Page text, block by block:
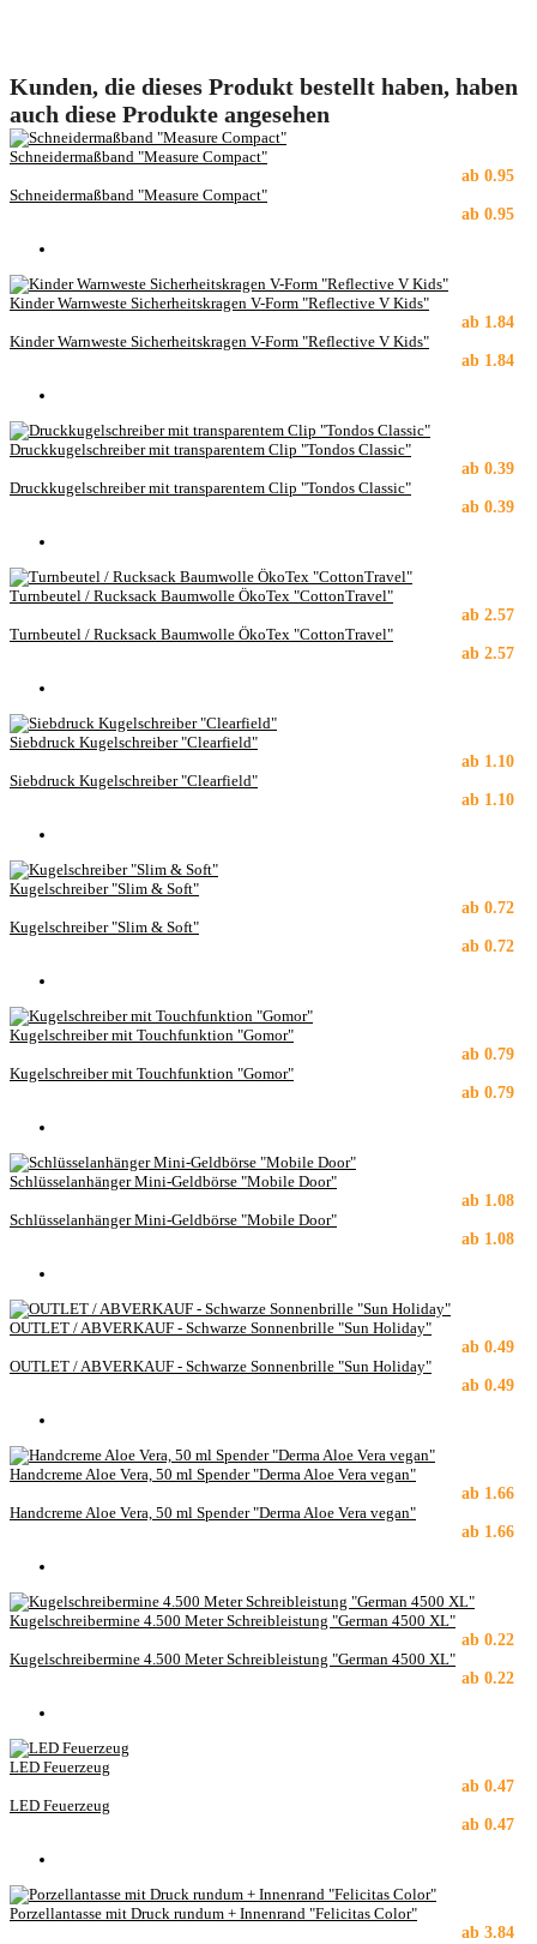
Kunden, die dieses Produkt bestellt haben, haben
auch diese Produkte angesehen
Schneidermaßband "Measure Compact"
ab 0.95
Schneidermaßband "Measure Compact"
ab 0.95
Kinder Warnweste Sicherheitskragen V-Form "Reflective V Kids"
ab 1.84
Kinder Warnweste Sicherheitskragen V-Form "Reflective V Kids"
ab 1.84
Druckkugelschreiber mit transparentem Clip "Tondos Classic"
ab 0.39
Druckkugelschreiber mit transparentem Clip "Tondos Classic"
ab 0.39
Turnbeutel / Rucksack Baumwolle ÖkoTex "CottonTravel"
ab 2.57
Turnbeutel / Rucksack Baumwolle ÖkoTex "CottonTravel"
ab 2.57
Siebdruck Kugelschreiber "Clearfield"
ab 1.10
Siebdruck Kugelschreiber "Clearfield"
ab 1.10
Kugelschreiber "Slim & Soft"
ab 0.72
Kugelschreiber "Slim & Soft"
ab 0.72
Kugelschreiber mit Touchfunktion "Gomor"
ab 0.79
Kugelschreiber mit Touchfunktion "Gomor"
ab 0.79
Schlüsselanhänger Mini-Geldbörse "Mobile Door"
ab 1.08
Schlüsselanhänger Mini-Geldbörse "Mobile Door"
ab 1.08
OUTLET / ABVERKAUF - Schwarze Sonnenbrille "Sun Holiday"
ab 0.49
OUTLET / ABVERKAUF - Schwarze Sonnenbrille "Sun Holiday"
ab 0.49
Handcreme Aloe Vera, 50 ml Spender "Derma Aloe Vera vegan"
ab 1.66
Handcreme Aloe Vera, 50 ml Spender "Derma Aloe Vera vegan"
ab 1.66
Kugelschreibermine 4.500 Meter Schreibleistung "German 4500 XL"
ab 0.22
Kugelschreibermine 4.500 Meter Schreibleistung "German 4500 XL"
ab 0.22
LED Feuerzeug
ab 0.47
LED Feuerzeug
ab 0.47
Porzellantasse mit Druck rundum + Innenrand "Felicitas Color"
ab 3.84